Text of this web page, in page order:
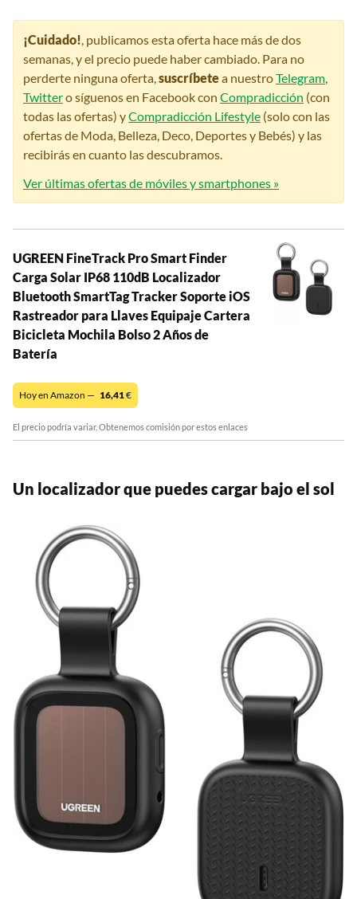
¡Cuidado!, publicamos esta oferta hace más de dos
semanas, y el precio puede haber cambiado. Para no
perderte ninguna oferta,suscríbetea nuestroTelegram,
Twittero síguenos en Facebook con Compradicción (con
todas las ofertas) yCompradicción Lifestyle (solo con las
ofertas de Moda, Belleza, Deco, Deportes y Bebés) y las
recibirás en cuanto las descubramos.
Ver últimas ofertas de móviles y smartphones »
UGREEN FineTrack Pro Smart Finder
Carga Solar IP68 110dB Localizador
Bluetooth SmartTag Tracker Soporte iOS
Rastreador para Llaves Equipaje Cartera
Bicicleta Mochila Bolso 2 Años de
Batería
Hoy en Amazon — 16,41€
El precio podría variar. Obtenemos comisión por estos enlaces
Un localizador que puedes cargar bajo el sol